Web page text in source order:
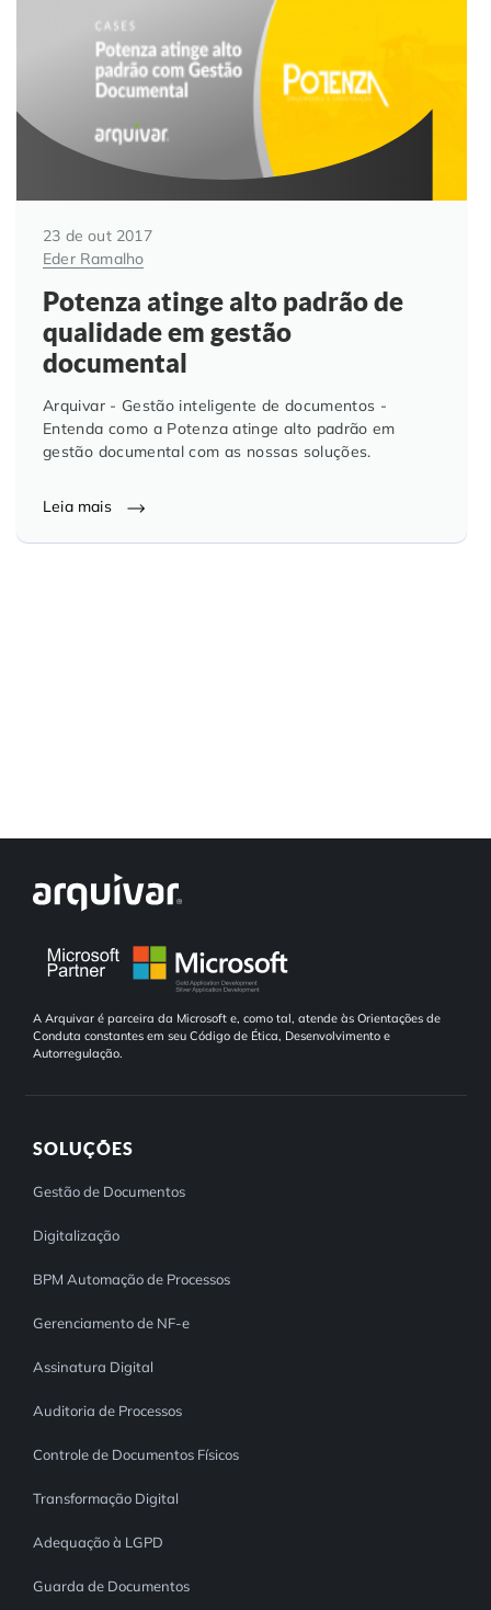
Automação de Processos
Educação Corporativa
Gerenciamento de NF-e
Adequação à LGPD
Assinatura Digital
Auditoria de Processos
Gestão do Departamento Pessoal
Controle e Organização de Documentos Físicos
Hospitais e Clínicas
Instituições de Ensino
Departamento Pessoal
Departamento Financeiro
Cooperativas
Cases de Sucesso
Nossas Unidades
Blog
Trabalhe Conosco
O QUE NOS DIFERENCIA?
23 de out 2017
Eder Ramalho
Potenza atinge alto padrão de
qualidade em gestão
documental
Arquivar - Gestão inteligente de documentos -
Entenda como a Potenza atinge alto padrão em
gestão documental com as nossas soluções.
Leia mais
A Arquivar é parceira da Microsoft e, como tal, atende às Orientações de
Conduta constantes em seu Código de Ética, Desenvolvimento e
Autorregulação.
SOLUÇÕES
Gestão de Documentos
Digitalização
BPM Automação de Processos
Gerenciamento de NF-e
Assinatura Digital
Auditoria de Processos
Controle de Documentos Físicos
Transformação Digital
Adequação à LGPD
Guarda de Documentos